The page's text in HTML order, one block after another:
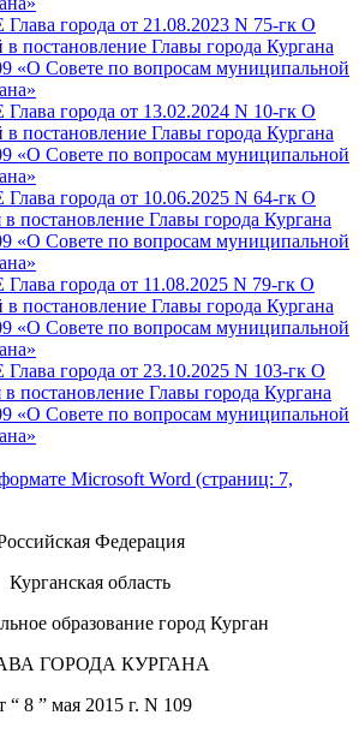
города от 21.08.2023 N 75-гк О
постановление Главы города Кургана
«О Совете по вопросам муниципальной
города от 13.02.2024 N 10-гк О
постановление Главы города Кургана
«О Совете по вопросам муниципальной
города от 10.06.2025 N 64-гк О
постановление Главы города Кургана
«О Совете по вопросам муниципальной
города от 11.08.2025 N 79-гк О
постановление Главы города Кургана
«О Совете по вопросам муниципальной
города от 23.10.2025 N 103-гк О
постановление Главы города Кургана
«О Совете по вопросам муниципальной
Microsoft Word (страниц: 7,
Федерация
Курганская область
образование город Курган
ГОРОДА КУРГАНА
“ 8 ” мая 2015 г. N 109